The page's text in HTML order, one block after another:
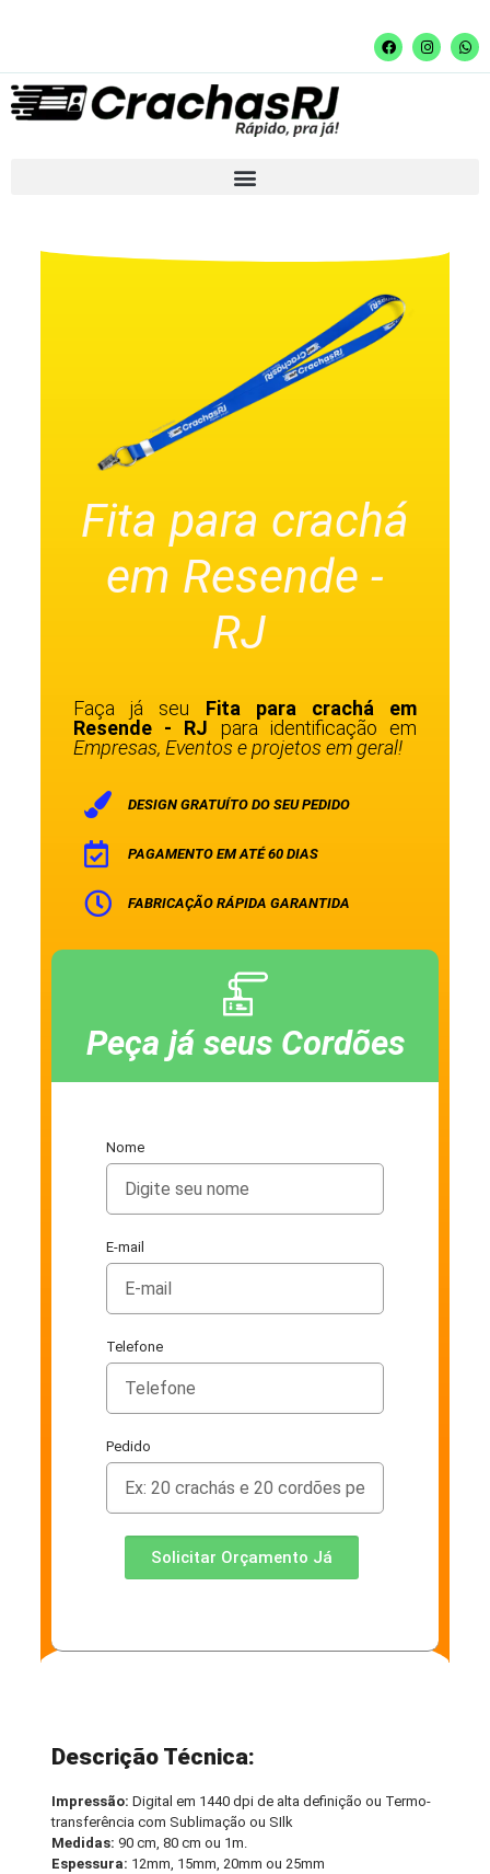
Fita para crachá
em Resende -
RJ
Faça já seu Fita para crachá em
Resende - RJ para identificação em
Empresas, Eventos e projetos em geral!
DESIGN GRATUÍTO DO SEU PEDIDO
PAGAMENTO EM ATÉ 60 DIAS
FABRICAÇÃO RÁPIDA GARANTIDA
Peça já seus Cordões
Nome
E-mail
Telefone
Pedido
Solicitar Orçamento Já
Descrição Técnica:
Impressão: Digital em 1440 dpi de alta definição ou Termo-
transferência com Sublimação ou SIlk
Medidas: 90 cm, 80 cm ou 1m.
Espessura: 12mm, 15mm, 20mm ou 25mm